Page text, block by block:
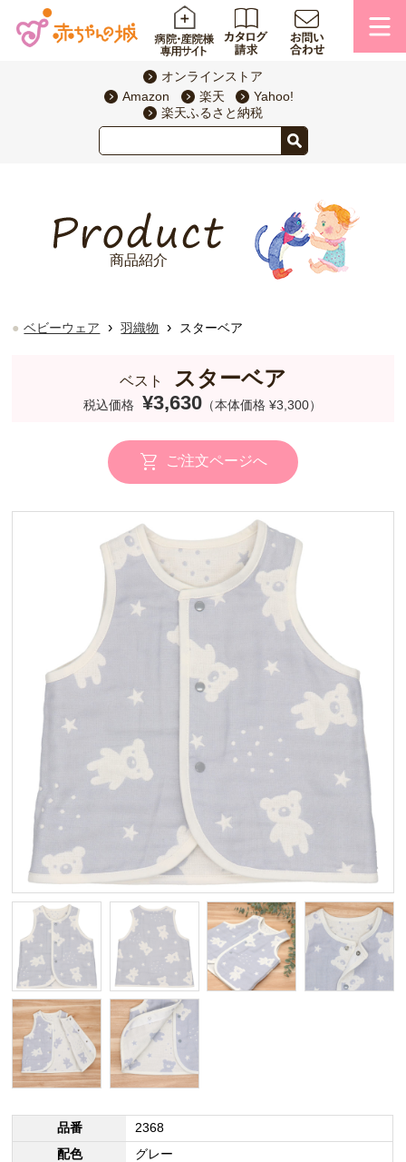
オンラインストア
Amazon
楽天
Yahoo!
楽天ふるさと納税
商品紹介
ベビーウェア › 羽織物 › スターベア
ベスト スターベア
税込価格 ¥3,630 （本体価格 ¥3,300）
ご注文ページへ
品番
2368
配色
グレー